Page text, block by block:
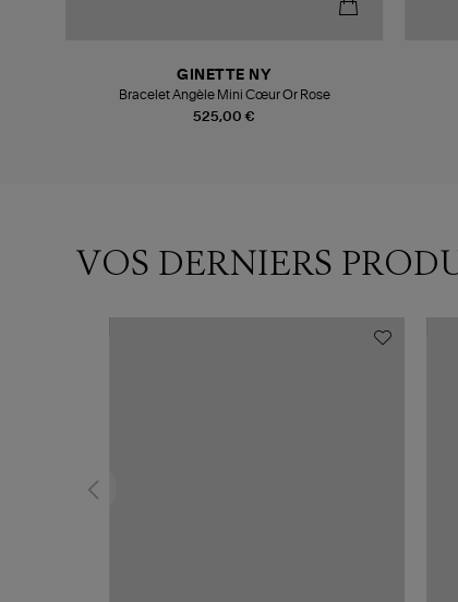
525,00 €
GINETTE NY
Bracelet Angèle Mini Cœur Or Rose
VOS DERNIERS